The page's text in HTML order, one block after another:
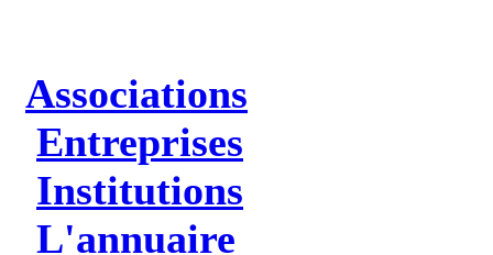
Associations
Entreprises
Institutions
L'annuaire